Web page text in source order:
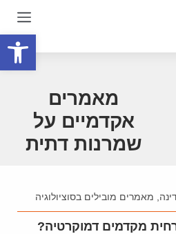
מאמרים
אקדמיים על
שמרנות דתית
מאמרים מובילים בסוציולוגיה
מקדמים דמוקרטיה?
פתח